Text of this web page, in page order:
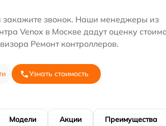
закажите звонок. Наши менеджеры из
Venox в Москве дадут оценку
Ремонт контроллеров.
Узнать стоимость
Модели Акции Преимущества